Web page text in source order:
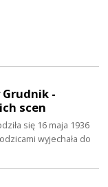
-
scen
się 16 maja 1936
wyjechała do